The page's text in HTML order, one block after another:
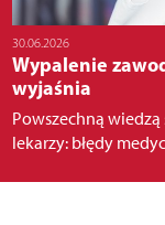
30.06.2026
Wypalenie
wyjaśnia
Powszechną
lekarzy: błędy